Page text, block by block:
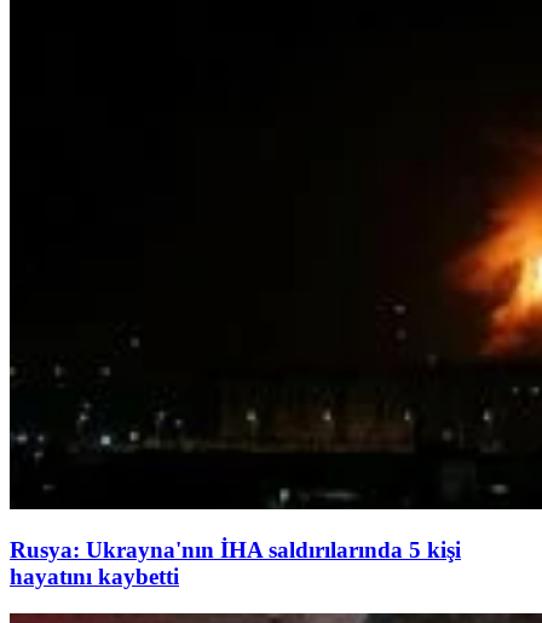
Rusya: Ukrayna'nın İHA saldırılarında 5 kişi
hayatını kaybetti